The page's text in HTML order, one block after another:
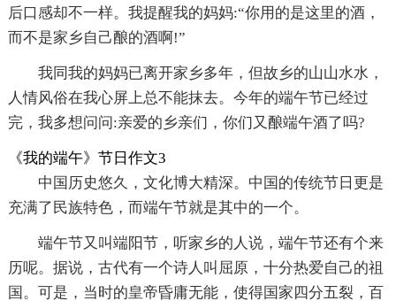
后口感却不一样。我提醒我的妈妈:“你用的是这里的酒，
而不是家乡自己酿的酒啊!”
我同我的妈妈已离开家乡多年，但故乡的山山水水，
人情风俗在我心屏上总不能抹去。今年的端午节已经过
完，我多想问问:亲爱的乡亲们，你们又酿端午酒了吗?
《我的端午》节日作文3
中国历史悠久，文化博大精深。中国的传统节日更是
充满了民族特色，而端午节就是其中的一个。
端午节又叫端阳节，听家乡的人说，端午节还有个来
历呢。据说，古代有一个诗人叫屈原，十分热爱自己的祖
国。可是，当时的皇帝昏庸无能，使得国家四分五裂，百